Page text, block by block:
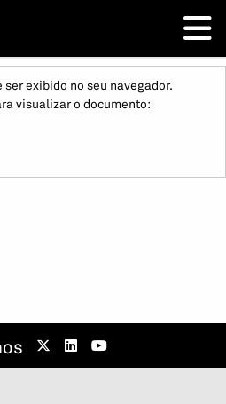
exibido no seu navegador.
visualizar o documento: